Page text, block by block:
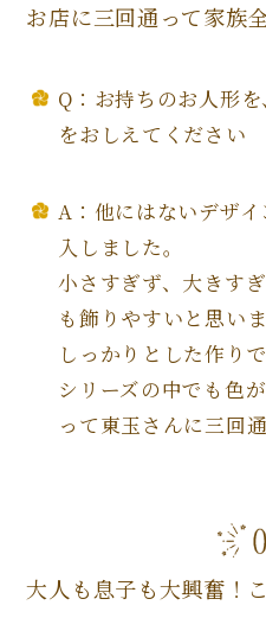
お店に三回通って家族
Q：お持ちのお人形
をおしえてください
A：他にはないデザ
入しました。
小さすぎず、大きす
も飾りやすいと思いま
しっかりとした作り
シリーズの中でも色
って東玉さんに三回
大人も息子も大興奮！